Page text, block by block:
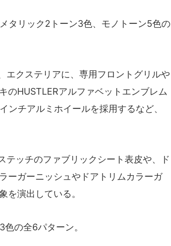
タリック2トーン3色、モノトーン5色の
クステリアに、専用フロントグリルや
のHUSTLERアルファベットエンブレム
ンチアルミホイールを採用するなど、
ッチのファブリックシート表皮や、ド
ーガーニッシュやドアトリムカラーガ
を演出している。
の全6パターン。